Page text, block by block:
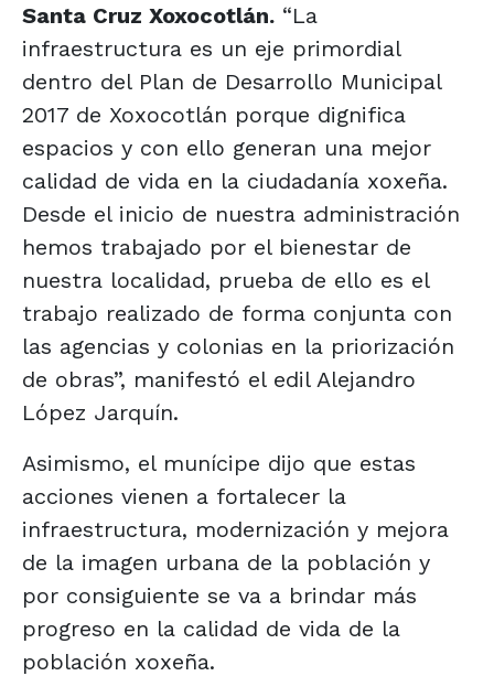
Santa Cruz Xoxocotlán. “La
infraestructura es un eje primordial
dentro del Plan de Desarrollo Municipal
2017 de Xoxocotlán porque dignifica
espacios y con ello generan una mejor
calidad de vida en la ciudadanía xoxeña.
Desde el inicio de nuestra administración
hemos trabajado por el bienestar de
nuestra localidad, prueba de ello es el
trabajo realizado de forma conjunta con
las agencias y colonias en la priorización
de obras”, manifestó el edil Alejandro
López Jarquín.
Asimismo, el munícipe dijo que estas
acciones vienen a fortalecer la
infraestructura, modernización y mejora
de la imagen urbana de la población y
por consiguiente se va a brindar más
progreso en la calidad de vida de la
población xoxeña.